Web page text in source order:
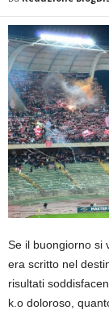
Se il buongiorno si
era scritto nel
risultati
k.o doloroso,